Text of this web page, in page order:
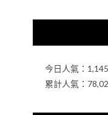
今日人氣： 1,145
累計人氣：